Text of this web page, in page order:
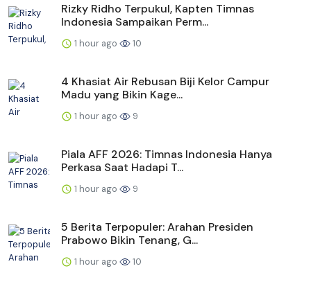
Rizky Ridho Terpukul, Kapten Timnas
Indonesia Sampaikan Perm...
1 hour ago 10
4 Khasiat Air Rebusan Biji Kelor Campur
Madu yang Bikin Kage...
1 hour ago 9
Piala AFF 2026: Timnas Indonesia Hanya
Perkasa Saat Hadapi T...
1 hour ago 9
5 Berita Terpopuler: Arahan Presiden
Prabowo Bikin Tenang, G...
1 hour ago 10